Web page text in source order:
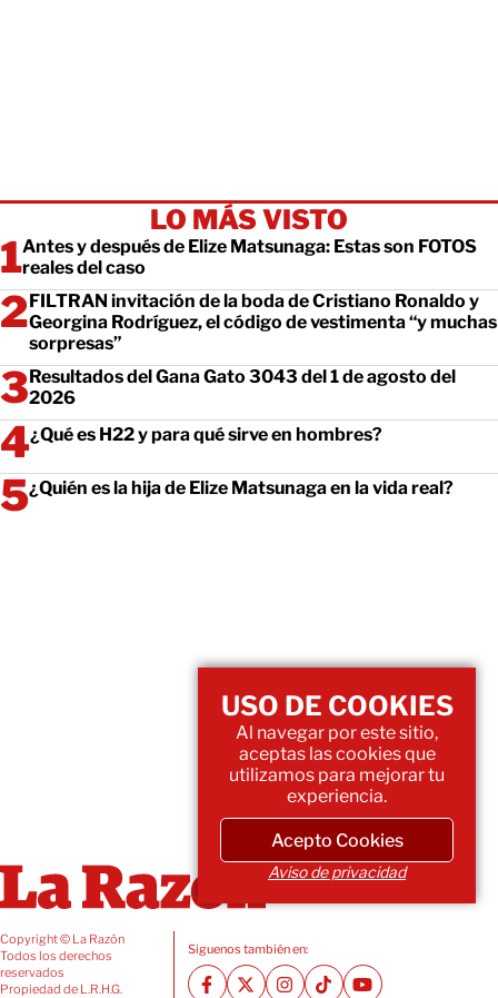
LO MÁS VISTO
Antes y después de Elize Matsunaga: Estas son FOTOS
reales del caso
FILTRAN invitación de la boda de Cristiano Ronaldo y
Georgina Rodríguez, el código de vestimenta “y muchas
sorpresas”
Resultados del Gana Gato 3043 del 1 de agosto del
2026
¿Qué es H22 y para qué sirve en hombres?
¿Quién es la hija de Elize Matsunaga en la vida real?
Copyright © La Razón
Todos los derechos
reservados
Propiedad de L.R.H.G.
Siguenos también en:
USO DE COOKIES
Al navegar por este sitio,
aceptas las cookies que
utilizamos para mejorar tu
experiencia.
Acepto Cookies
Aviso de privacidad